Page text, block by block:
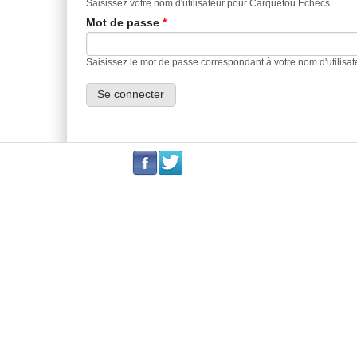
Saisissez votre nom d'utilisateur pour Carquefou Echecs.
Mot de passe *
Saisissez le mot de passe correspondant à votre nom
. .